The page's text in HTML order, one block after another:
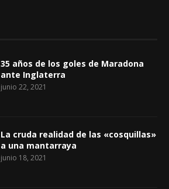
35 años de los goles de Maradona
ante Inglaterra
junio 22, 2021
La cruda realidad de las «cosquillas»
a una mantarraya
junio 18, 2021